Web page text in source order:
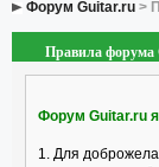
Форум Guitar.ru >
Правила форума
Форум Guitar.ru
1. Для